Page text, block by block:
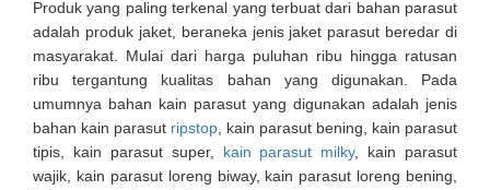
Produk yang paling terkenal yang terbuat dari bahan parasut
adalah produk jaket, beraneka jenis jaket parasut beredar di
masyarakat. Mulai dari harga puluhan ribu hingga ratusan
ribu tergantung kualitas bahan yang digunakan. Pada
umumnya bahan kain parasut yang digunakan adalah jenis
bahan kain parasut ripstop , kain parasut bening, kain parasut
tipis, kain parasut super, kain parasut milky, kain parasut
wajik, kain parasut loreng biway, kain parasut loreng bening,